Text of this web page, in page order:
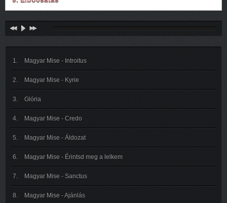
Magyar Mise - Introitus
Magyar Mise - Kyrie
Glória
Magyar Mise - Credo
Magyar Mise - Áldozat
Magyar Mise - Érintsd meg a lelkem
Magyar Mise - Sanctus
Magyar Mise - Ajánlás